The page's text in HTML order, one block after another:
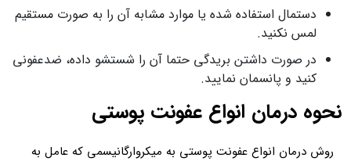
دستمال استفاده شده یا موارد مشابه آن را به صورت مستقیم
لمس نکنید.
در صورت داشتن بریدگی حتما آن را شستشو داده، ضدعفونی
کنید و پانسمان نمایید.
نحوه درمان انواع عفونت پوستی
روش درمان انواع عفونت پوستی به میکروارگانیسمی که عامل به